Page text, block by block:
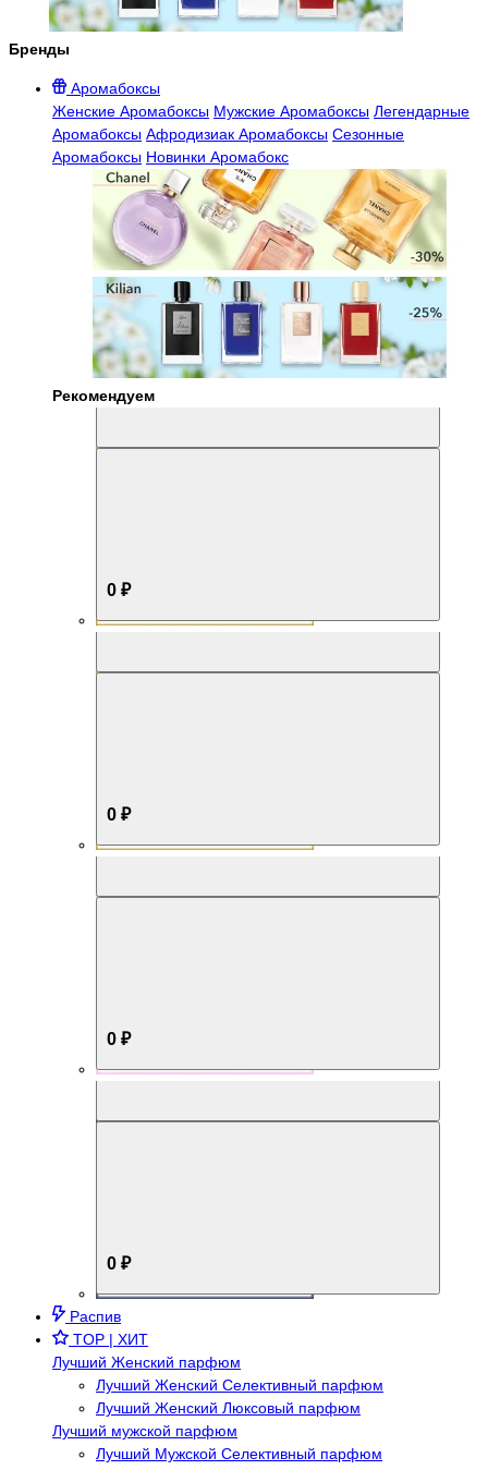
Бренды
Аромабоксы
Женские Аромабоксы Мужские Аромабоксы Легендарные
Аромабоксы Афродизиак Аромабоксы Сезонные
Аромабоксы Новинки Аромабокс
Рекомендуем
0 ₽
0 ₽
0 ₽
0 ₽
Распив
TOP | ХИТ
Лучший Женский парфюм
Лучший Женский Селективный парфюм
Лучший Женский Люксовый парфюм
Лучший мужской парфюм
Лучший Мужской Селективный парфюм